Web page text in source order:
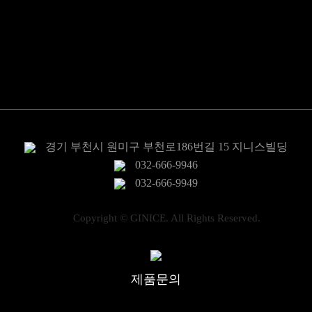
경기 부천시 원미구 부천로186번길 15 지니스빌딩
032-666-9946
032-666-9949
Copyright © GINICE. All Rights Reserved.
제품문의